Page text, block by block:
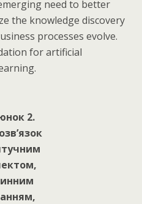
need to better
the knowledge discovery
processes evolve.
for artificial
2.